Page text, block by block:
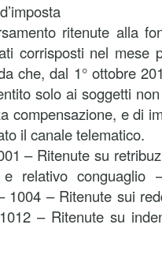
ritenute alla
corrisposti nel mese
che, dal 1° ottobre
solo ai soggetti
compensazione, e di
il canale telematico.
– Ritenute su
e relativo
1004 – Ritenute sui
– Ritenute su